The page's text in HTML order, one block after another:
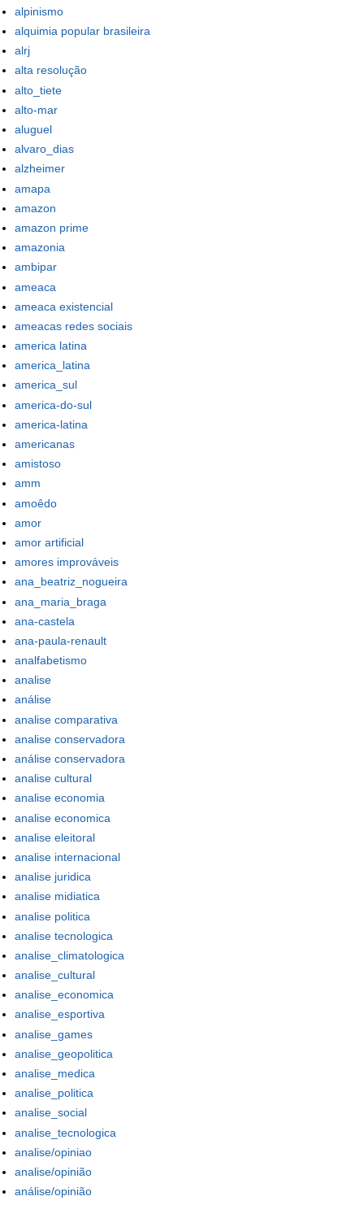
alpinismo
alquimia popular brasileira
alrj
alta resolução
alto_tiete
alto-mar
aluguel
alvaro_dias
alzheimer
amapa
amazon
amazon prime
amazonia
ambipar
ameaca
ameaca existencial
ameacas redes sociais
america latina
america_latina
america_sul
america-do-sul
america-latina
americanas
amistoso
amm
amoêdo
amor
amor artificial
amores improváveis
ana_beatriz_nogueira
ana_maria_braga
ana-castela
ana-paula-renault
analfabetismo
analise
análise
analise comparativa
analise conservadora
análise conservadora
analise cultural
analise economia
analise economica
analise eleitoral
analise internacional
analise juridica
analise midiatica
analise politica
analise tecnologica
analise_climatologica
analise_cultural
analise_economica
analise_esportiva
analise_games
analise_geopolitica
analise_medica
analise_politica
analise_social
analise_tecnologica
analise/opiniao
analise/opinião
análise/opinião